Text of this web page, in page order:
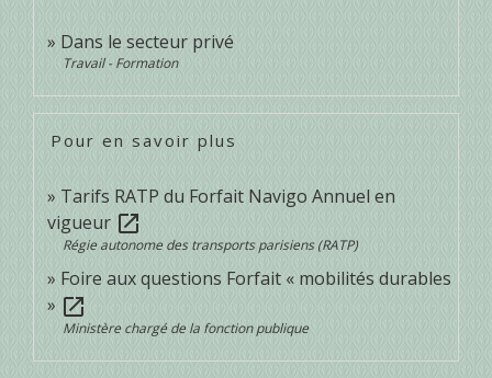
Dans le secteur privé
Travail - Formation
Pour en savoir plus
Tarifs RATP du Forfait Navigo Annuel en
vigueur open_in_new
Régie autonome des transports parisiens (RATP)
Foire aux questions Forfait « mobilités durables
» open_in_new
Ministère chargé de la fonction publique